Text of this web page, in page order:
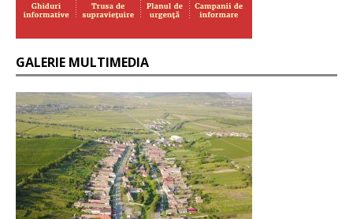
GALERIE MULTIMEDIA